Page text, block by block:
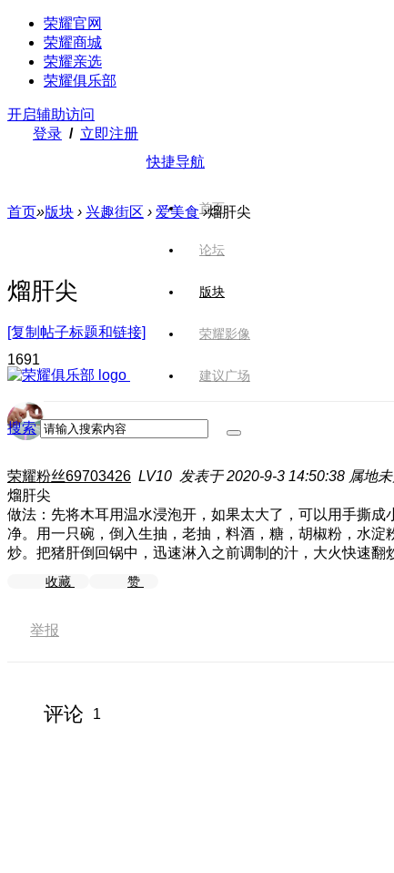
荣耀官网
荣耀商城
荣耀亲选
荣耀俱乐部
开启辅助访问
登录 / 立即注册
快捷导航
首页
论坛
版块
荣耀影像
建议广场
搜索
首页»版块 › 兴趣街区 › 爱美食 ›熘肝尖
熘肝尖
[复制帖子标题和链接]
1691
荣耀粉丝69703426 LV10 发表于 2020-9-3 14:50:38 属地
熘肝尖
做法：先将木耳用温水浸泡开，如果太大了，可以用手撕
净。用一只碗，倒入生抽，老抽，料酒，糖，胡椒粉，水
炒。把猪肝倒回锅中，迅速淋入之前调制的汁，大火快速翻
收藏 赞
举报
评论 1